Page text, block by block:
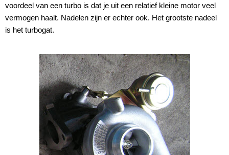
voordeel van een turbo is dat je uit een relatief kleine motor veel
vermogen haalt. Nadelen zijn er echter ook. Het grootste nadeel
is het turbogat.